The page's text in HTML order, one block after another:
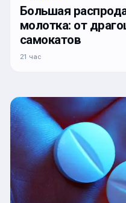
Большая
молотка: от
самокатов
21 час